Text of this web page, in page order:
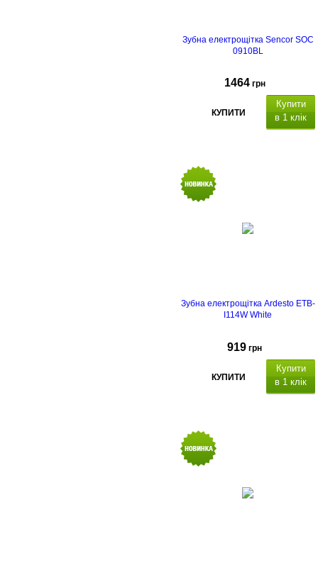
Зубна електрощітка Sencor SOC
0910BL
1464 грн
КУПИТИ
Купити
в 1 клік
Зубна електрощітка Ardesto ETB-
I114W White
919 грн
КУПИТИ
Купити
в 1 клік